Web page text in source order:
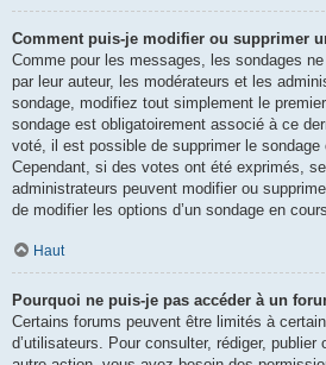
Comment puis-je modifier ou supprimer
Comme pour les messages, les sondages
par leur auteur, les modérateurs et les
sondage, modifiez tout simplement le
sondage est obligatoirement associé à ce
voté, il est possible de supprimer le
Cependant, si des votes ont été exprimés,
administrateurs peuvent modifier ou
de modifier les options d’un sondage en
Haut
Pourquoi ne puis-je pas accéder à un
Certains forums peuvent être limités à
d’utilisateurs. Pour consulter, rédiger, publier